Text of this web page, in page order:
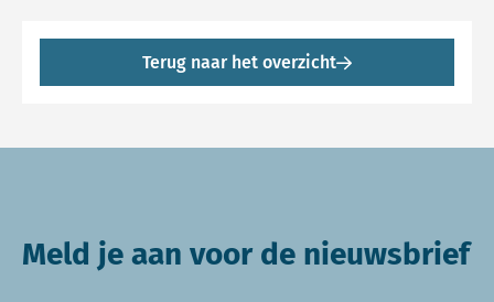
Terug naar het overzicht
Meld je aan voor de nieuwsbrief